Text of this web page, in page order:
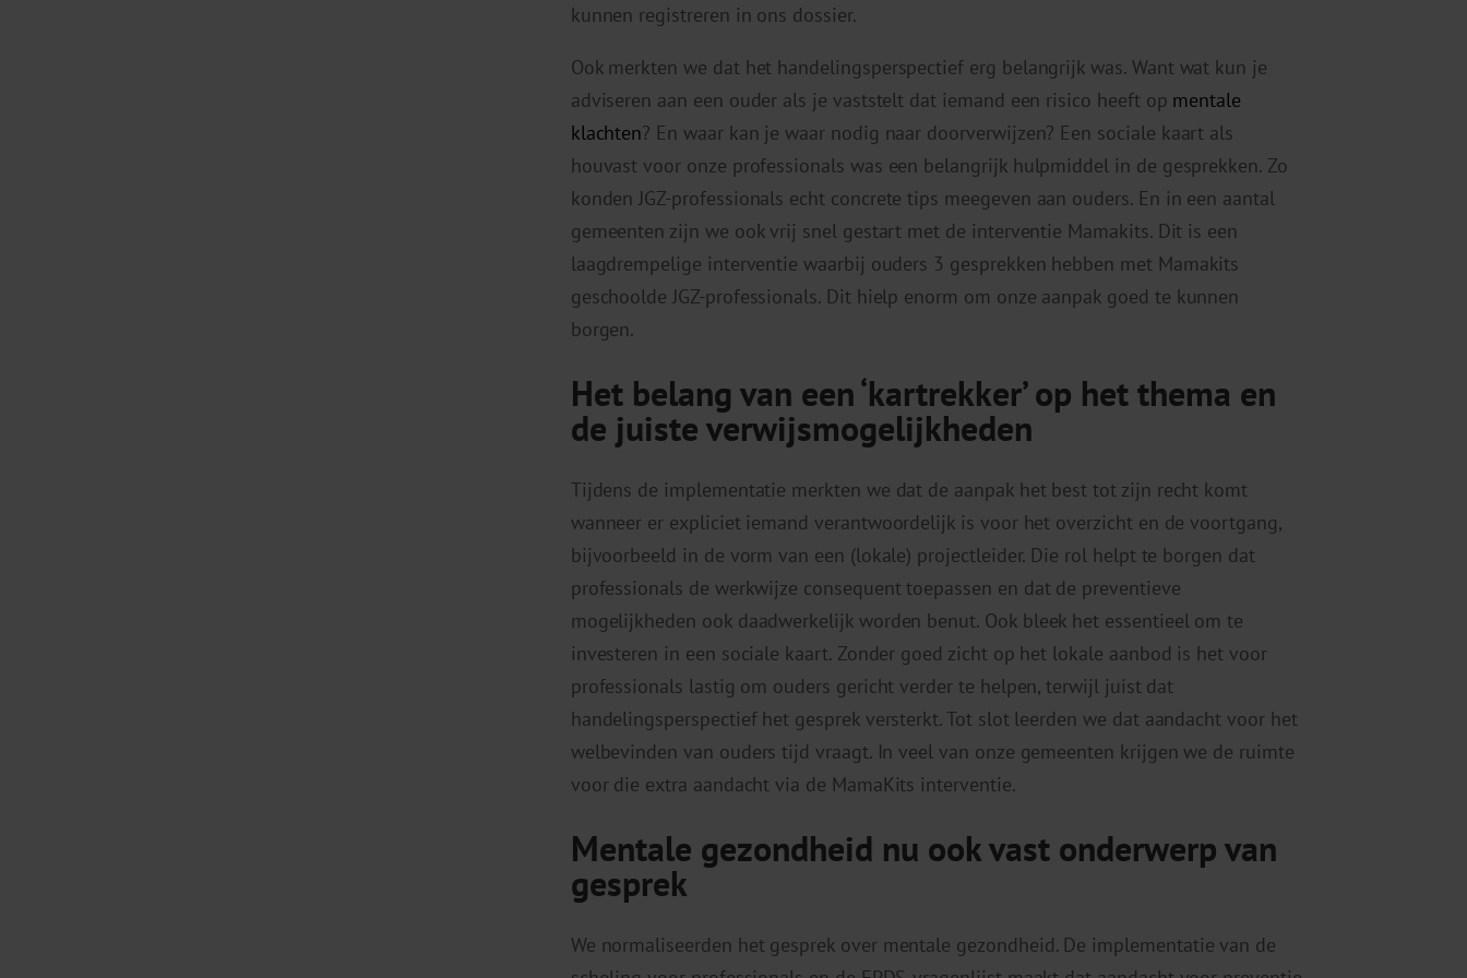
kunnen registreren in ons dossier.
Ook merkten we dat het handelingsperspectief erg belangrijk was. Want wat kun je
adviseren aan een ouder als je vaststelt dat iemand een risico heeft op mentale
klachten? En waar kan je waar nodig naar doorverwijzen? Een sociale kaart als
houvast voor onze professionals was een belangrijk hulpmiddel in de gesprekken. Zo
konden JGZ-professionals echt concrete tips meegeven aan ouders. En in een aantal
gemeenten zijn we ook vrij snel gestart met de interventie Mamakits. Dit is een
laagdrempelige interventie waarbij ouders 3 gesprekken hebben met Mamakits
geschoolde JGZ-professionals. Dit hielp enorm om onze aanpak goed te kunnen
borgen.
Het belang van een ‘kartrekker’ op het thema en
de juiste verwijsmogelijkheden
Tijdens de implementatie merkten we dat de aanpak het best tot zijn recht komt
wanneer er expliciet iemand verantwoordelijk is voor het overzicht en de voortgang,
bijvoorbeeld in de vorm van een (lokale) projectleider. Die rol helpt te borgen dat
professionals de werkwijze consequent toepassen en dat de preventieve
mogelijkheden ook daadwerkelijk worden benut. Ook bleek het essentieel om te
investeren in een sociale kaart. Zonder goed zicht op het lokale aanbod is het voor
professionals lastig om ouders gericht verder te helpen, terwijl juist dat
handelingsperspectief het gesprek versterkt. Tot slot leerden we dat aandacht voor het
welbevinden van ouders tijd vraagt. In veel van onze gemeenten krijgen we de ruimte
voor die extra aandacht via de MamaKits interventie.
Mentale gezondheid nu ook vast onderwerp van
gesprek
We normaliseerden het gesprek over mentale gezondheid. De implementatie van de